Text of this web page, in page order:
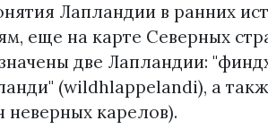
Лапландии в ранних
еще на карте Северных
две Лапландии:
(wildhlappelandi), а
неверных карелов).